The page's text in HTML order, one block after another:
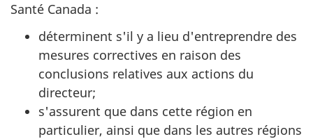
Santé Canada :
déterminent s'il y a lieu d'entreprendre des
mesures correctives en raison des
conclusions relatives aux actions du
directeur;
s'assurent que dans cette région en
particulier, ainsi que dans les autres régions